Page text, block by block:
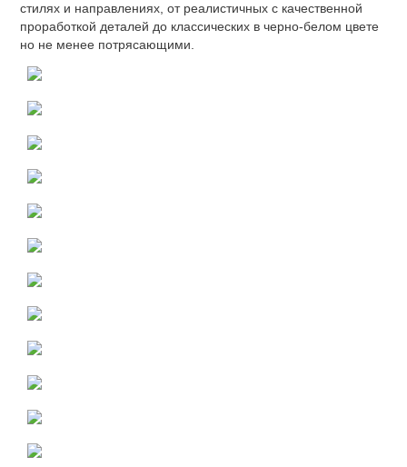
стилях и направлениях, от реалистичных с качественной
проработкой деталей до классических в черно-белом цвете
но не менее потрясающими.